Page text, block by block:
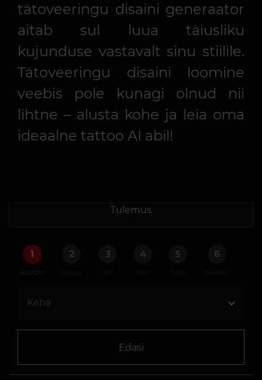
tätoveeringu disaini generaator
aitab sul luua täiusliku
kujunduse vastavalt sinu stiilile.
Tätoveeringu disaini loomine
veebis pole kunagi olnud nii
lihtne – alusta kohe ja leia oma
ideaalne tattoo AI abil!
Tulemus
1
Asukoht
2 3 4 5 6
Edasi